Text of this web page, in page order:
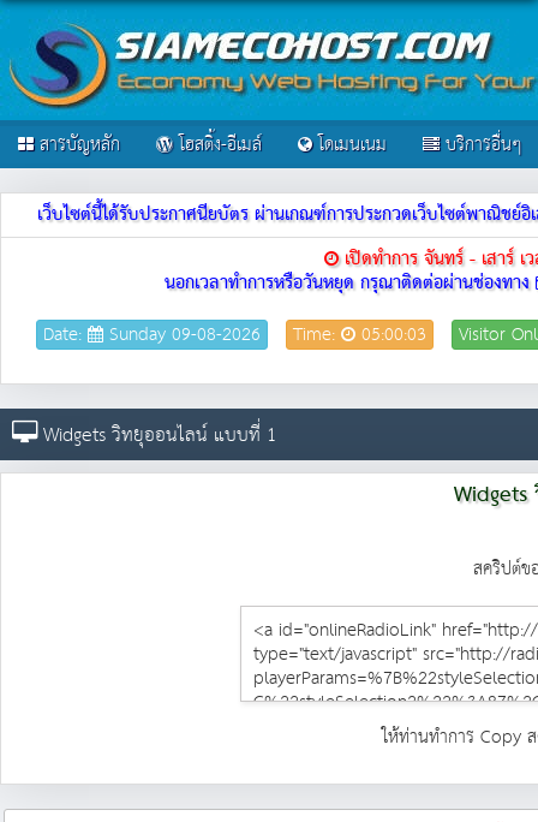
สารบัญหลัก โฮสติ้ง-อีเมล์ โดเมนเนม บริการอื่นๆ
เว็บไซต์นี้ได้รับประกาศนียบัตร ผ่านเกณฑ์การประกวดเว็บไซต์พาณิช
เปิดทำการ จันทร์ - เสาร์
นอกเวลาทำการหรือวันหยุด กรุณาติดต่อผ่านช่องทาง
Date: Sunday 09-08-2026 Time: 05:00:03 Visitor
Widgets วิทยุออนไลน์ แบบที่ 1
สคริปต์ข
ให้ท่านทำการ Copy